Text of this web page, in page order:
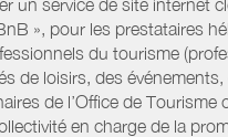
un service de site internet
», pour les prestataires
du tourisme
de loisirs, des
de l’Office de Tourisme
en charge de la